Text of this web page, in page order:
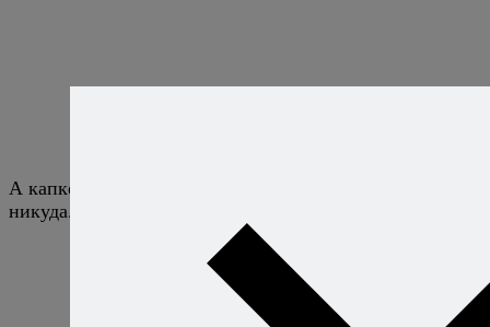
А капкейки были кругом. Без капкейков нынче
никуда.